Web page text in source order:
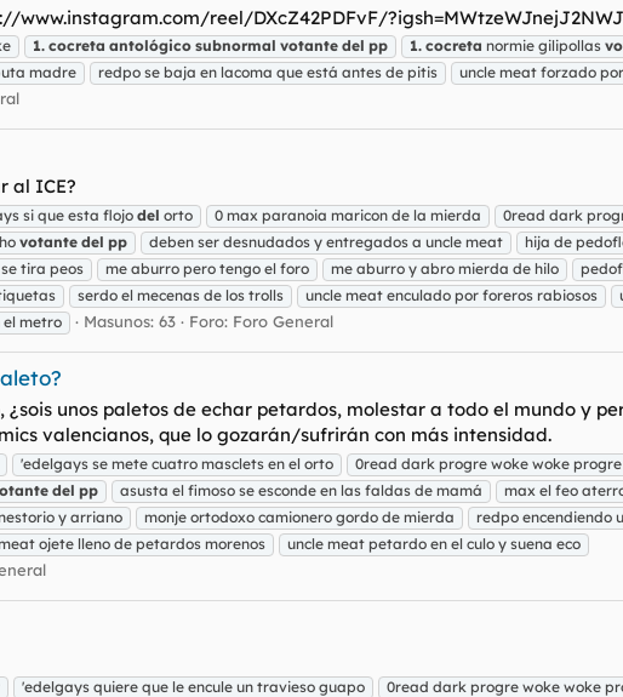
reel/DXcZ42PDFvF/
1. cocreta antológico subnormal votante del pp 1. cocreta normie gilipollas
madre redpo se baja en lacoma que está antes de pitis
uncle meat forzado
al ICE?
si que esta flojo del orto 0 max paranoia maricon de la mierda
0read dark
votante del pp deben ser desnudados y entregados a uncle meat
hija de
tira peos me aburro pero tengo el foro me aburro y abro mierda de hilo
serdo el mecenas de los trolls uncle meat enculado por foreros rabiosos
el metro Masunos: 63 Foro: Foro General
unos paletos de echar petardos, molestar a todo el mundo y
valencianos, que lo gozarán/sufrirán con más intensidad.
'edelgays se mete cuatro masclets en el orto
0read dark progre woke woke
del pp asusta el fimoso se esconde en las faldas de mamá
max el feo
y arriano monje ortodoxo camionero gordo de mierda
redpo encendiendo
ojete lleno de petardos morenos
uncle meat petardo en el culo y suena eco
'edelgays quiere que le encule un travieso guapo
0read dark progre woke woke